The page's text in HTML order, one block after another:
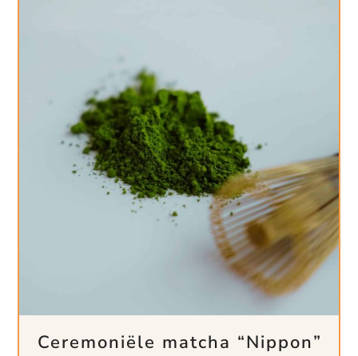
Ceremoniële matcha “Nippon”